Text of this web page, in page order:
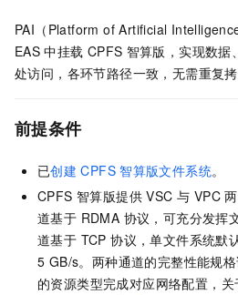
PAI（Platform of Artificial
EAS 中挂载 CPFS 智算版，实现数据
处访问，各环节路径一致，无需重复拷
前提条件
已创建 CPFS 智算版文件系统。
CPFS 智算版提供 VSC 与 VPC
道基于 RDMA 协议，可充分发挥
道基于 TCP 协议，单文件系统默
5 GB/s。两种通道的完整性能规
的资源类型完成对应网络配置，